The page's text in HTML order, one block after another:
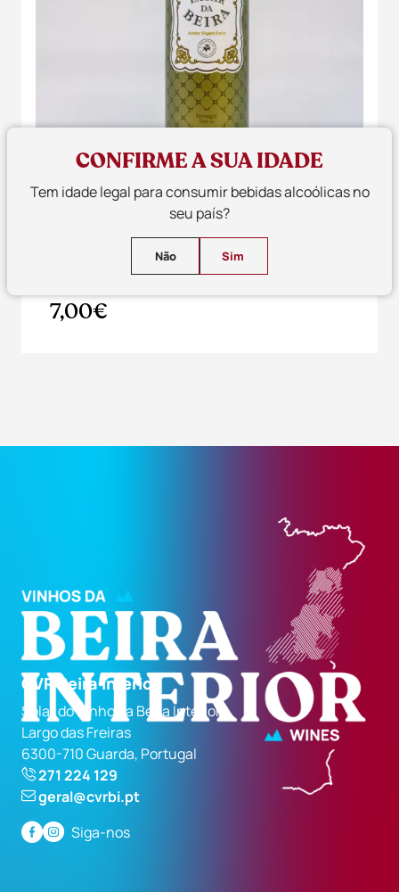
Lagar da Beira Azeite - Garrafa - 500ml
7,00€
CVR Beira Interior
Solar do Vinho da Beira Interior
Largo das Freiras
6300-710 Guarda, Portugal
271 224 129
geral@cvrbi.pt
Siga-nos
CONFIRME A SUA IDADE
Tem idade legal para consumir bebidas alcoólicas no
seu país?
Não Sim